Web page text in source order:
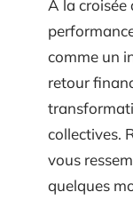
À la croisée
comme un
retour
collectives.
vous
quelques